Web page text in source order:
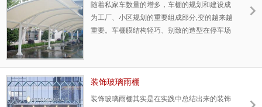
随着私家车数量的增多，车棚的规划和建设成
为工厂、小区规划的重要组成部分,变的越来越
重要。车棚膜结构轻巧、别致的造型在停车场
装饰玻璃雨棚
装饰玻璃雨棚其实是在实践中总结出来的装饰